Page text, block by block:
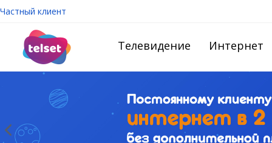
Частный клиент
Телевидение Интернет